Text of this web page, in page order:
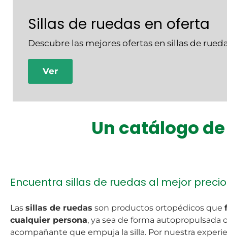
Sillas de ruedas en oferta
Descubre las mejores ofertas en sillas de
Ver
Un catálogo
Encuentra sillas de ruedas al mejor precio
Las sillas de ruedas son productos ortopédicos que
cualquier persona, ya sea de forma autopropulsada
acompañante que empuja la silla. Por nuestra